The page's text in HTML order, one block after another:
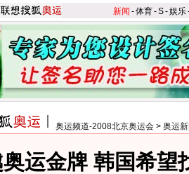
新闻 -体育-S-娱乐
奥运频道-2008北京奥运会 > 奥运
运金牌 韩国希望